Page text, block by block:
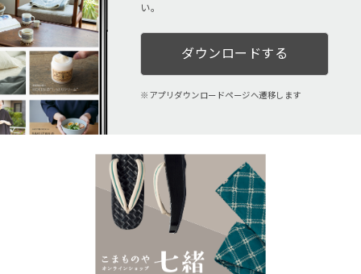
い。
ダウンロードする
アプリダウンロードページへ遷移します